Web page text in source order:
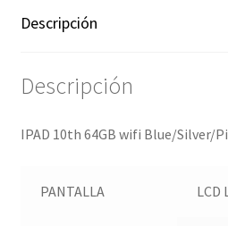
Descripción
Descripción
IPAD 10th 64GB wifi Blue/Silver/
PANTALLA LCD